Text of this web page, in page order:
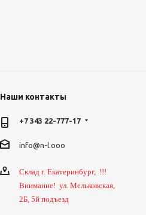
Наши контакты
+7 343 22-777-17
info@n-l.ooo
Склад г. Екатеринбург, !!!
Внимание! ул. Мельковская,
2Б, 5й подъезд